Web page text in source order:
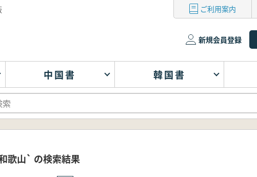
ご利用案内
新規会員登録
中国書 韓国書
歌山` の検索結果